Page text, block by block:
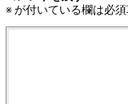
※が付いている欄は必須